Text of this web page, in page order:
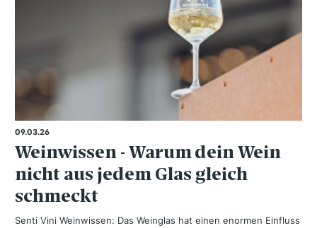
09.03.26
Weinwissen - Warum dein Wein
nicht aus jedem Glas gleich
schmeckt
Senti Vini Weinwissen: Das Weinglas hat einen enormen Einfluss